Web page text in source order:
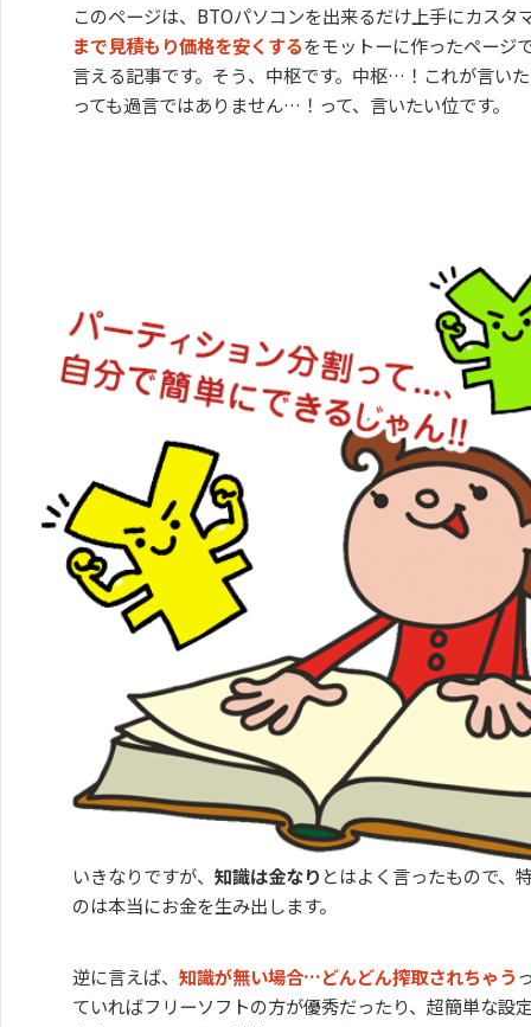
このページは、BTOパソコンを出来るだけ上手にカスタ
まで見積もり価格を安くするをモットーに作ったページ
言える記事です。そう、中枢です。中枢…！これが言い
っても過言ではありません…！って、言いたい位です。
いきなりですが、 知識は金なり とはよく言ったもので、
のは本当にお金を生み出します。
逆に言えば、 知識が無い場合…どんどん搾取されちゃう
ていればフリーソフトの方が優秀だったり、超簡単な設